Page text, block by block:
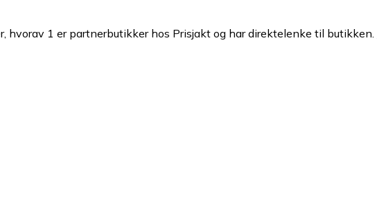
1 er partnerbutikker hos Prisjakt og har direktelenke til butikken.